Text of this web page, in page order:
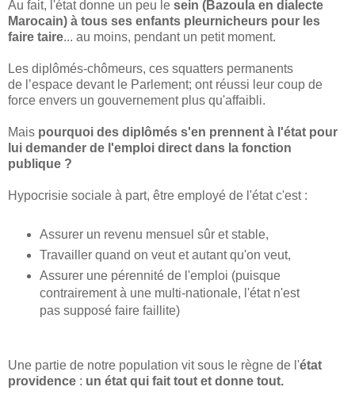
Au fait, l'état donne un peu le sein (Bazoula en dialecte
Marocain) à tous ses enfants pleurnicheurs pour les
faire taire... au moins, pendant un petit moment.
Les diplômés-chômeurs, ces squatters permanents
de l’espace devant le Parlement; ont réussi leur coup de
force envers un gouvernement plus qu'affaibli.
Mais pourquoi des diplômés s'en prennent à l'état pour
lui demander de l'emploi direct dans la fonction
publique ?
Hypocrisie sociale à part, être employé de l'état c'est :
Assurer un revenu mensuel sûr et stable,
Travailler quand on veut et autant qu'on veut,
Assurer une pérennité de l'emploi (puisque
contrairement à une multi-nationale, l'état n'est
pas supposé faire faillite)
Une partie de notre population vit sous le règne de l'état
providence : un état qui fait tout et donne tout.